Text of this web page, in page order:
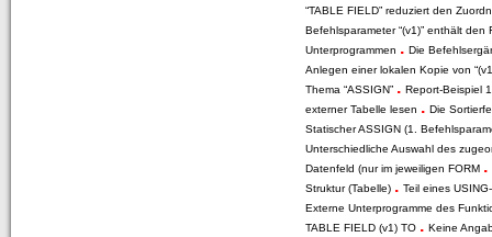
Kurs 5: “Zusätzliche Adressbefehle, Bitoperationen, Datasets und externe
=> ABAP E-Learning besonders praxisorientiert vermittelt
“TABLE FIELD” reduziert den
Befehlsparameter “(v1)” enthält
Unterprogrammen . Die
Anlegen einer lokalen Kopie von
Thema “ASSIGN” . Report-Beispiel
externer Tabelle lesen . Die
Statischer ASSIGN (1.
Unterschiedliche Auswahl des
Datenfeld (nur im jeweiligen FORM .
Struktur (Tabelle) . Teil eines
Externe Unterprogramme des
TABLE FIELD (v1) TO . Keine